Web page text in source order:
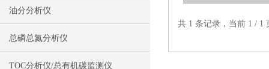
油分分析仪
总磷总氮分析仪
TOC分析仪/总有机碳监测仪
共 1 条记录，当前 1 /